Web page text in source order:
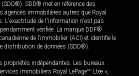
SDD® met en référence des
immobilières autres que Royal
L'exactitude de l'information n'est pas
vérifiée. La marque DDF®
de l’immobilier (ACI) et identifie le
distribution de données (SDD®).
propriétés indépendantes. Les bureaux
immobiliers Royal LePageMD Ltée »,